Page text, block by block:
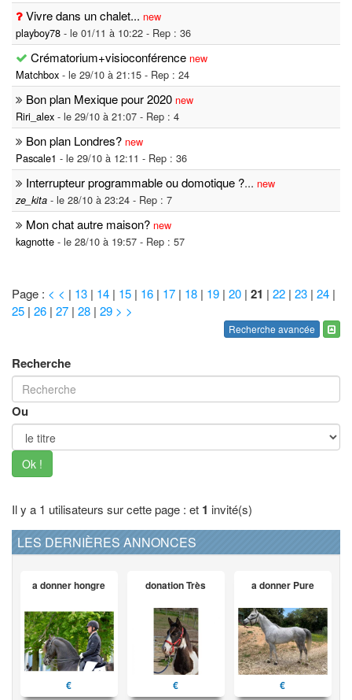
Vivre dans un chalet... new
playboy78 - le 01/11 à 10:22 - Rep : 36
Crématorium+visioconférence new
Matchbox - le 29/10 à 21:15 - Rep : 24
Bon plan Mexique pour 2020 new
Riri_alex - le 29/10 à 21:07 - Rep : 4
Bon plan Londres? new
Pascale1 - le 29/10 à 12:11 - Rep : 36
Interrupteur programmable ou domotique ?... new
ze_kita - le 28/10 à 23:24 - Rep : 7
Mon chat autre maison? new
kagnotte - le 28/10 à 19:57 - Rep : 57
Page : < < | 13 | 14 | 15 | 16 | 17 | 18 | 19 | 20 | 21 | 22 | 23 | 24 |
25 | 26 | 27 | 28 | 29 > >
Recherche avancée
Recherche
Ou
Ok !
Il y a 1 utilisateurs sur cette page : et 1 invité(s)
LES DERNIÈRES ANNONCES
a donner hongre
€
donation Très
€
a donner Pure
€